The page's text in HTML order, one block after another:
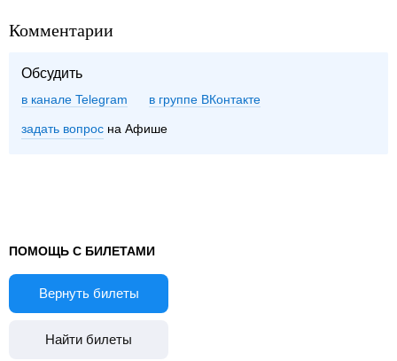
Комментарии
Обсудить
в канале Telegram группе ВКонтакте
задать вопрос на Афише
ПОМОЩЬ С БИЛЕТАМИ
Вернуть билеты
Найти билеты